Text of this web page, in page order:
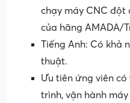
chạy máy CNC
của hãng AMADA/
Tiếng Anh: Có khả
thuật.
Ưu tiên ứng viên
trình, vận hành